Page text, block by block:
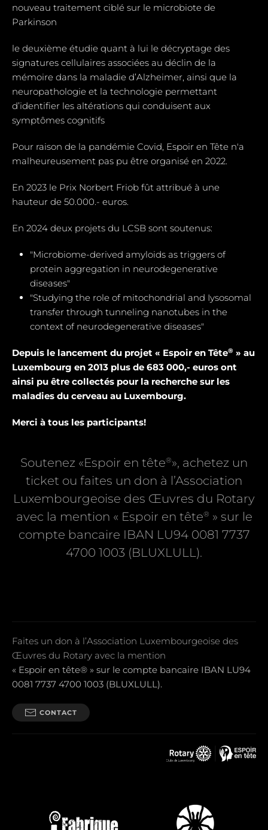
nouveau traitement ciblé sur le microbiote de
Parkinson
le deuxième étudie quant à lui le décryptage des
signatures cellulaires associées au déclin de la
mémoire dans la maladie d’Alzheimer, ainsi que la
neuropathologie et la technologie permettant
d’identifier les altérations qui conduisent aux
symptômes cognitifs
Pour raison de la pandémie Covid, Espoir en Tête n'a
malheureusement pas pu être organisé en 2022.
En 2023 le Prix Norbert Friob fût attribué à une
hauteur de 50.000.- euros.
En 2024 deux projets du LCSB sont soutenus:
"Microbiome-derived amyloids as triggers of
protein aggregation in neurodegenerative
diseases"
"Studying the role of mitochondrial and Iysosomal
transfer through tunneling nanotubes in the
context of neurodegenerative diseases"
Depuis le lancement du projet « Espoir en Tête® » au
Luxembourg en 2013 plus de 683 000,- euros ont
ainsi pu être collectés pour la recherche sur les
maladies du cerveau au Luxembourg.
Merci à tous les participants!
Soutenez «Espoir en tête®», achetez un
ticket ou faites un don à l’Association
Luxembourgeoise des Œuvres du Rotary
avec la mention « Espoir en tête® » sur le
compte bancaire IBAN LU94 0081 7737
4700 1003 (BLUXLULL).
Faites un don à l’Association Luxembourgeoise des
Œuvres du Rotary avec la mention
« Espoir en tête® » sur le compte bancaire IBAN LU94
0081 7737 4700 1003 (BLUXLULL).
CONTACT